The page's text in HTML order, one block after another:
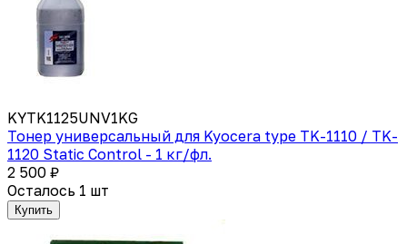
KYTK1125UNV1KG
Тонер универсальный для Kyocera type TK-1110 / TK-
1120 Static Control - 1 кг/фл.
2 500 ₽
Осталось 1 шт
Купить